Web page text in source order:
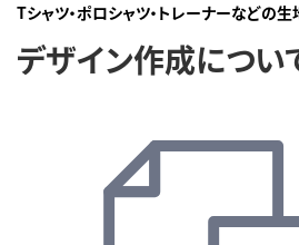
Tシャツ・ポロシャツ・トレーナーなどの
デザイン作成につい